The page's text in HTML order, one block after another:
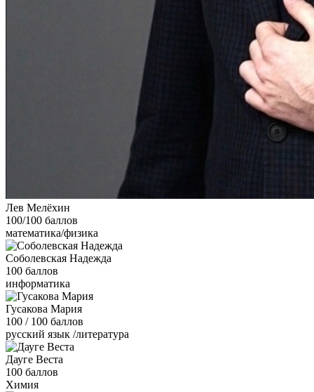
Лев Мелёхин
100/100 баллов
математика/физика
Соболевская Надежда
100 баллов
информатика
Гусакова Мария
100 / 100 баллов
русский язык /литература
Дауге Веста
100 баллов
Химия